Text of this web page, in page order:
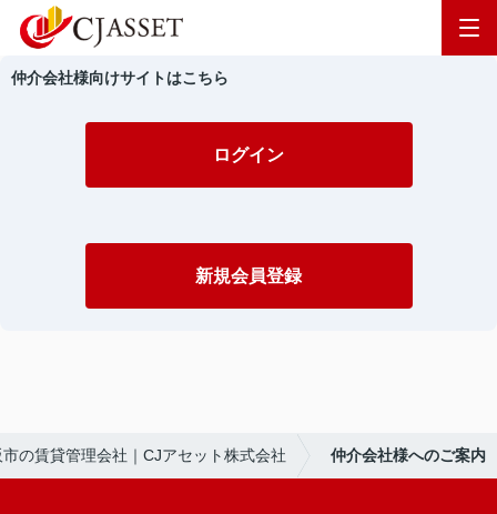
仲介会社様向けサイトはこちら
ログイン
新規会員登録
の賃貸管理会社｜CJアセット株式会社 仲介会社様へのご案内